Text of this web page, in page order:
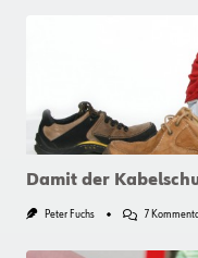
Damit der
Peter Fuchs 7